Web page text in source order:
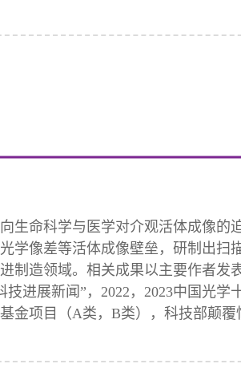
生命科学与医学对介观活体成像的
学像差等活体成像壁垒，研制出
造领域。相关成果以主要作者发表
技进展新闻”，2022，2023中国光
项目（A类，B类），科技部颠覆